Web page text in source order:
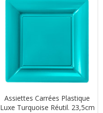
Assiettes Carrées Plastique
Luxe Turquoise Réutil. 23,5cm